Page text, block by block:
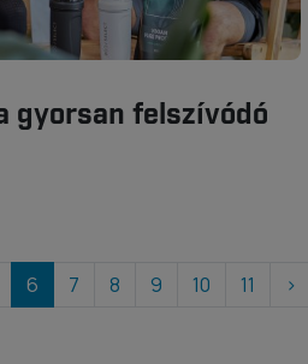
gyorsan felszívódó
6 7 8 9 10 11 ›